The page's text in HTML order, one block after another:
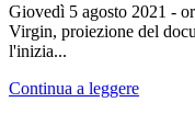
Giovedì 5 agosto 2021 -
Virgin, proiezione del
l'inizia...
Continua a leggere